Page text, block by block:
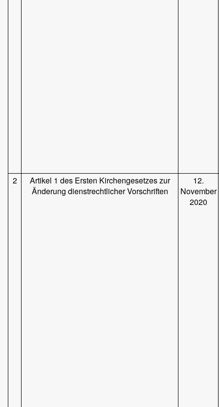
2
Artikel 1 des Ersten Kirchengesetzes zur
Änderung dienstrechtlicher Vorschriften
12.
November
2020